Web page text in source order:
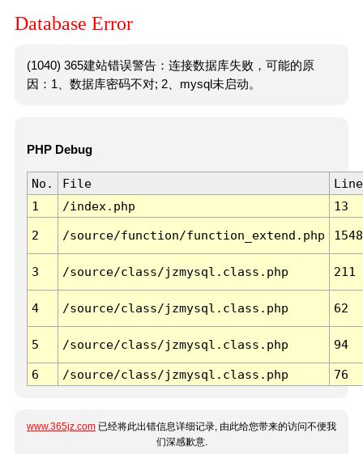
Database Error
(1040) 365建站错误警告：连接数据库失败，可能的原
因：1、数据库密码不对; 2、mysql未启动。
PHP Debug
No. File
Line
1
/index.php 13
2 /source/function/function_extend.php 1548
3 /source/class/jzmysql.class.php 211
4 /source/class/jzmysql.class.php 62
5 /source/class/jzmysql.class.php 94
6 /source/class/jzmysql.class.php 76
www.365jz.com 已经将此出错信息详细记录, 由此给您带来的访问不便我
们深感歉意.